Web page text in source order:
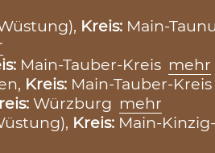
Kreis: Main-
Main-Tauber-Kreis mehr
Kreis: Main-Tauber-Kreis
Würzburg mehr
Kreis: Main-